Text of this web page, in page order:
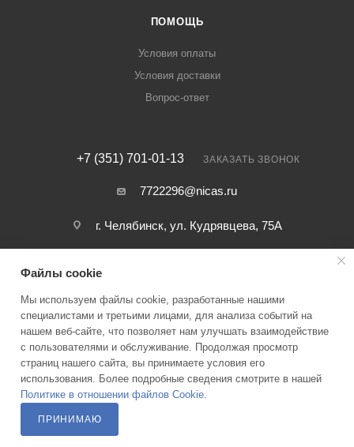
ПОМОЩЬ
Условия оплаты
Условия доставки
Вопрос-ответ
+7 (351) 701-01-13 ЗАКАЗАТЬ ЗВОНОК
7722296@nicas.ru
г. Челябинск, ул. Кудрявцева, 75А
2026 © ООО ИКП НИКАС — Коммерческий отдел
Файлы cookie
Мы используем файлы cookie, разработанные нашими
специалистами и третьими лицами, для анализа событий на
нашем веб-сайте, что позволяет нам улучшать взаимодействие
с пользователями и обслуживание. Продолжая просмотр
страниц нашего сайта, вы принимаете условия его
использования. Более подробные сведения смотрите в нашей
Политике в отношении файлов Cookie.
ПРИНИМАЮ